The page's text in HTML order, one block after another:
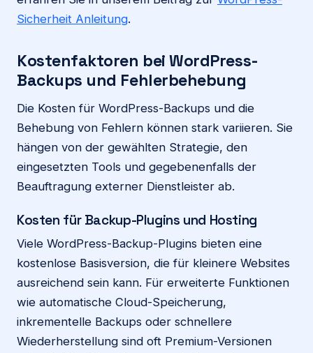
Sicherheit Anleitung.
Kostenfaktoren bei WordPress-
Backups und Fehlerbehebung
Die Kosten für WordPress-Backups und die
Behebung von Fehlern können stark variieren. Sie
hängen von der gewählten Strategie, den
eingesetzten Tools und gegebenenfalls der
Beauftragung externer Dienstleister ab.
Kosten für Backup-Plugins und Hosting
Viele WordPress-Backup-Plugins bieten eine
kostenlose Basisversion, die für kleinere Websites
ausreichend sein kann. Für erweiterte Funktionen
wie automatische Cloud-Speicherung,
inkrementelle Backups oder schnellere
Wiederherstellung sind oft Premium-Versionen